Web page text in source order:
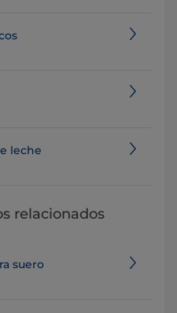
leche
relacionados
suero